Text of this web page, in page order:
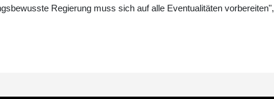
Regierung muss sich auf alle Eventualitäten vorbereiten",